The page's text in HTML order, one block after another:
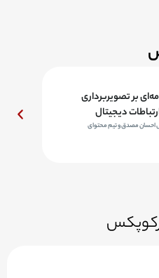
بر تصویربرداری
دیجیتال
مصدق و تیم محتوای